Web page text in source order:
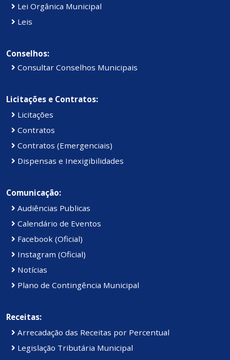
Lei Orgânica Municipal
Leis
Conselhos:
Consultar Conselhos Municipais
Licitações e Contratos:
Licitações
Contratos
Contratos (Emergenciais)
Dispensas e Inexigibilidades
Comunicação:
Audiências Publicas
Calendário de Eventos
Facebook (Oficial)
Instagram (Oficial)
Notícias
Plano de Contingência Municipal
Receitas:
Arrecadação das Receitas por Percentual
Legislação Tributária Municipal